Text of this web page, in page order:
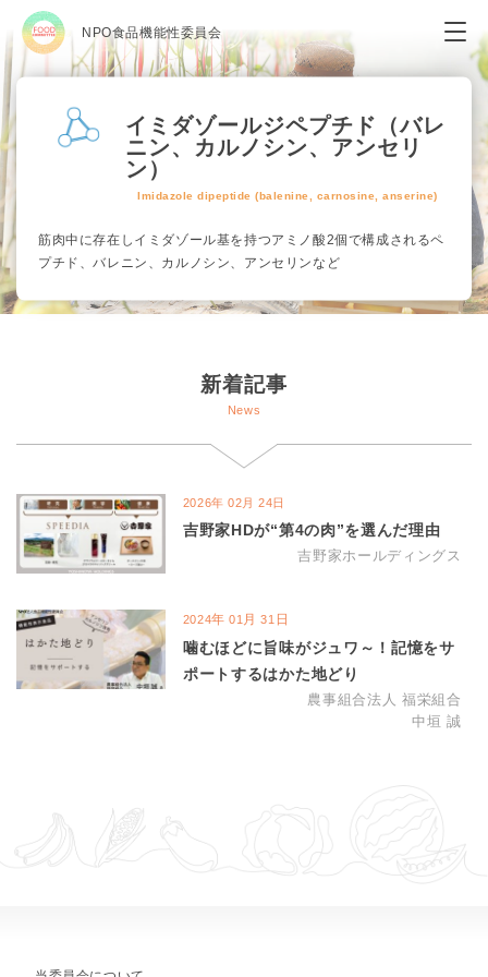
NPO食品機能性委員会
イミダゾールジペプチド（バレ
ニン、カルノシン、アンセリ
ン）
Imidazole dipeptide (balenine, carnosine, anserine)
筋肉中に存在しイミダゾール基を持つアミノ酸2個で構成されるペ
プチド、バレニン、カルノシン、アンセリンなど
新着記事
News
2026年 02月 24日
吉野家HDが“第4の肉”を選んだ理由
吉野家ホールディングス
2024年 01 月 31 日
噛むほどに旨味がジュワ～！記憶をサ
ポートするはかた地どり
農事組合法人 福栄組合
中垣 誠